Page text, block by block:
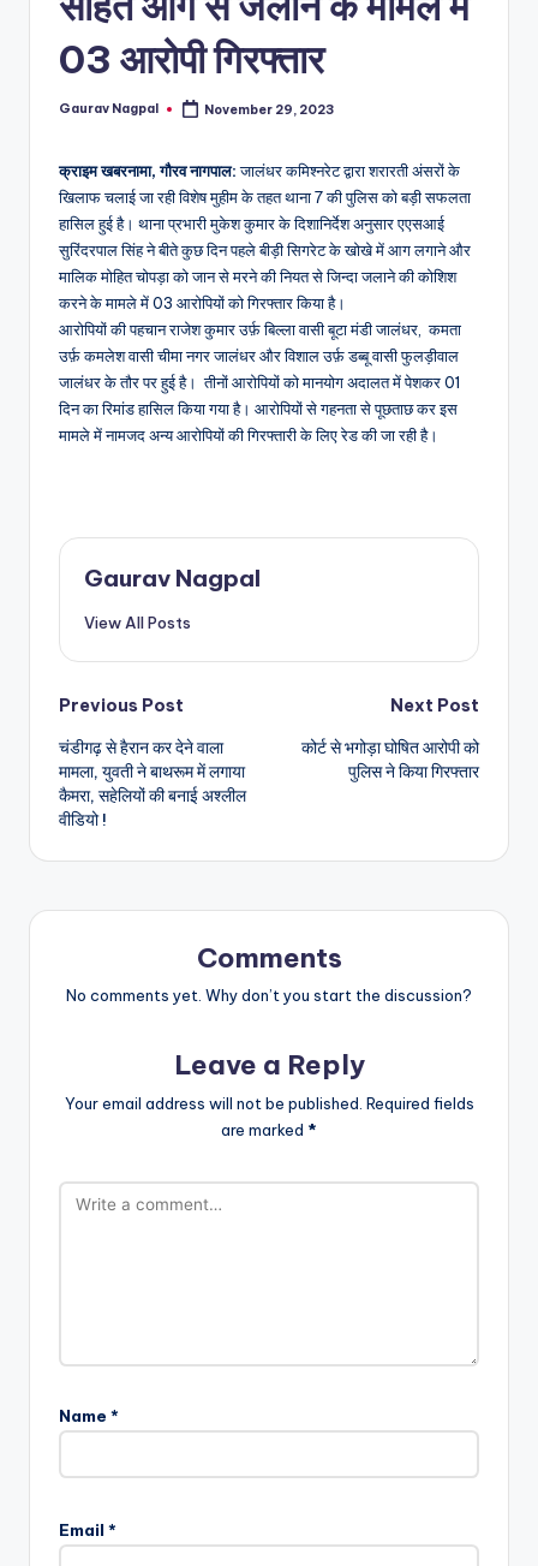
m03 आरोपी गिरफ्तार
Posted
Gaurav Nagpal November 29, 2023
क्राइम खबरनामा, गौरव नागपाल:जालंधर कमिश्नरेट द्वारा शरारती अंसरों के
खिलाफ चलाई जा रही विशेष मुहीम के तहत थाना 7 की पुलिस को बड़ी सफलता
हासिल हुई है। थाना प्रभारी मुकेश कुमार के दिशानिर्देश अनुसार एएसआई
सुरिंदरपाल सिंह ने बीते कुछ दिन पहले बीड़ी सिगरेट के खोखे में आग लगाने और
मालिक मोहित चोपड़ा को जान से मरने की नियत से जिन्दा जलाने की कोशिश
करने के मामले में 03 आरोपियों को गिरफ्तार किया है।
आरोपियों की पहचान राजेश कुमार उर्फ़ बिल्ला वासी बूटा मंडी जालंधर, कमता
उर्फ़ कमलेश वासी चीमा नगर जालंधर और विशाल उर्फ़ डब्बू वासी फुलड़ीवाल
जालंधर के तौर पर हुई है। तीनों आरोपियों को मानयोग अदालत में पेशकर 01
दिन का रिमांड हासिल किया गया है। आरोपियों से गहनता से पूछताछ कर इस
मामले में नामजद अन्य आरोपियों की गिरफ्तारी के लिए रेड की जा रही है।
Gaurav Nagpal
View All Posts
Post
navigation
Previous Post
चंडीगढ़ से हैरान कर देने वाला
मामला, युवती ने बाथरूम में लगाया
कैमरा, सहेलियों की बनाई अश्लील
वीडियो !
Next Post
कोर्ट से भगोड़ा घोषित आरोपी को
पुलिस ने किया गिरफ्तार
Comments
No comments yet. Why don’t you start the discussion?
Leave a Reply
Your email address will not be published. Required fields
are marked *
Name *
Email *